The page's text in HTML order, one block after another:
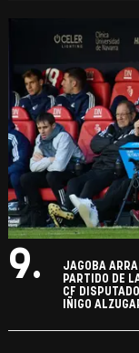
9.
JAGOBA
PARTIDO DE
CF
IÑIGO